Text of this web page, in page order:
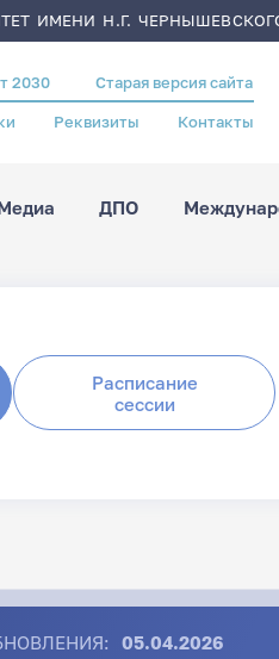
ИМЕНИ Н.Г.
2030 Старая версия сайта
Реквизиты Контакты
ДПО
Расписание
сессии
05.04.2026